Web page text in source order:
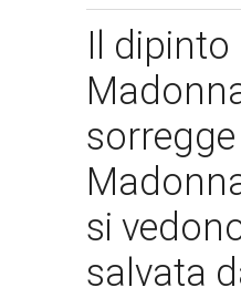
Il
si
salvata